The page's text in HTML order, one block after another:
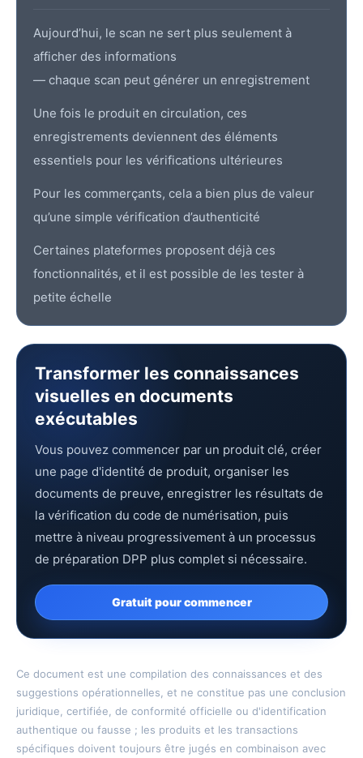
Aujourd’hui, le scan ne sert plus seulement à
afficher des informations
— chaque scan peut générer un enregistrement
Une fois le produit en circulation, ces
enregistrements deviennent des éléments
essentiels pour les vérifications ultérieures
Pour les commerçants, cela a bien plus de valeur
qu’une simple vérification d’authenticité
Certaines plateformes proposent déjà ces
fonctionnalités, et il est possible de les tester à
petite échelle
Transformer les connaissances
visuelles en documents
exécutables
Vous pouvez commencer par un produit clé, créer
une page d'identité de produit, organiser les
documents de preuve, enregistrer les résultats de
la vérification du code de numérisation, puis
mettre à niveau progressivement à un processus
de préparation DPP plus complet si nécessaire.
Gratuit pour commencer
Ce document est une compilation des connaissances et des
suggestions opérationnelles, et ne constitue pas une conclusion
juridique, certifiée, de conformité officielle ou d'identification
authentique ou fausse ; les produits et les transactions
spécifiques doivent toujours être jugés en combinaison avec